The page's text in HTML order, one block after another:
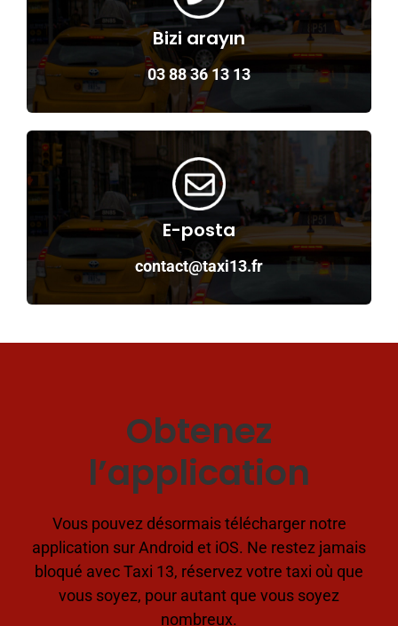
Bizi arayın
03 88 36 13 13
E-posta
contact@taxi13.fr
Obtenez
l’application
Vous pouvez désormais télécharger notre
application sur Android et iOS. Ne restez jamais
bloqué avec Taxi 13, réservez votre taxi où que
vous soyez, pour autant que vous soyez
nombreux.